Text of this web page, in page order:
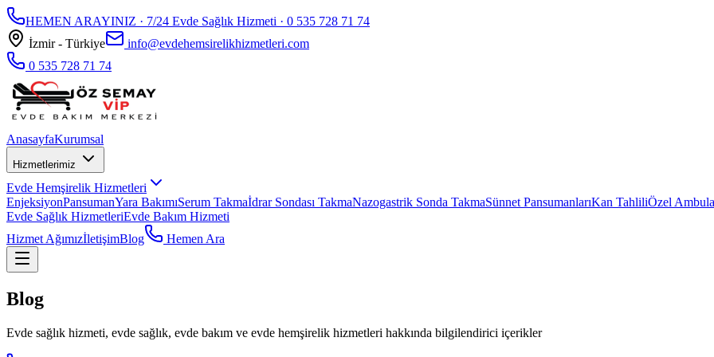
HEMEN ARAYINIZ · 7/24 Evde Sağlık Hizmeti · 0 535 728 71 74
İzmir - Türkiye
info@evdehemsirelikhizmetleri.com
0 535 728 71 74
AnasayfaKurumsal
Hizmetlerimiz
Evde Hemşirelik Hizmetleri
EnjeksiyonPansumanYara BakımıSerum Takmaİdrar Sondası TakmaNazogastrik Sonda TakmaSünnet PansumanlarıKan TahliliÖzel
Evde Sağlık HizmetleriEvde Bakım Hizmeti
Hizmet AğımızİletişimBlog Hemen Ara
Blog
Evde sağlık hizmeti, evde sağlık, evde bakım ve evde hemşirelik hizmetleri hakkında bilgilendirici içerikler